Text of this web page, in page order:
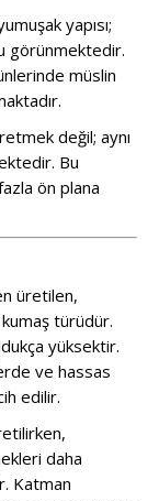
yapısı;
görünmektedir.
müslin
değil; aynı
Bu
ön plana
üretilen,
türüdür.
yüksektir.
ve hassas
edilir.
daha
Katman